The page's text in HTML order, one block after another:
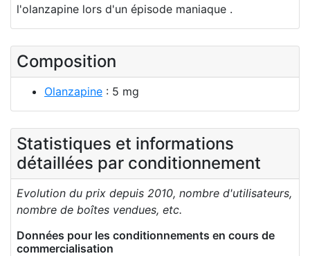
l'olanzapine lors d'un épisode maniaque .
Composition
Olanzapine : 5 mg
Statistiques et informations
détaillées par conditionnement
Evolution du prix depuis 2010, nombre d'utilisateurs,
nombre de boîtes vendues, etc.
Données pour les conditionnements en cours de
commercialisation